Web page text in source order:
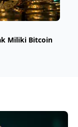
Miliki Bitcoin